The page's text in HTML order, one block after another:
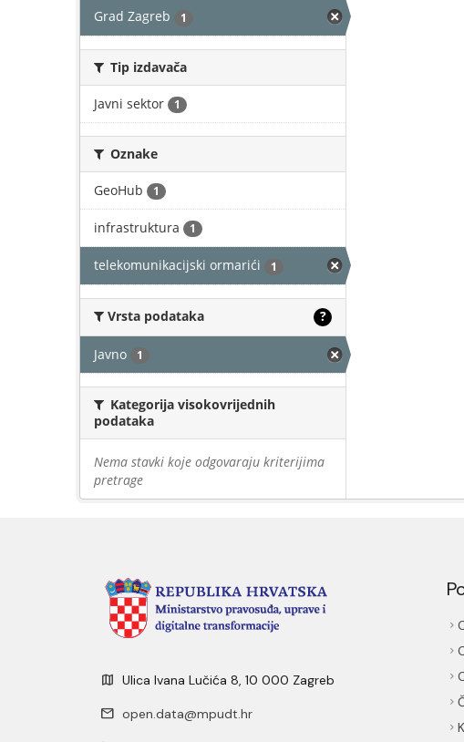
Grad Zagreb 1
Tip izdavača
Javni sektor 1
Oznake
GeoHub 1
infrastruktura 1
telekomunikacijski ormarići 1
Vrsta podataka ?
Javno 1
Kategorija visokovrijednih
podataka
Nema stavki koje odgovaraju kriterijima
pretrage